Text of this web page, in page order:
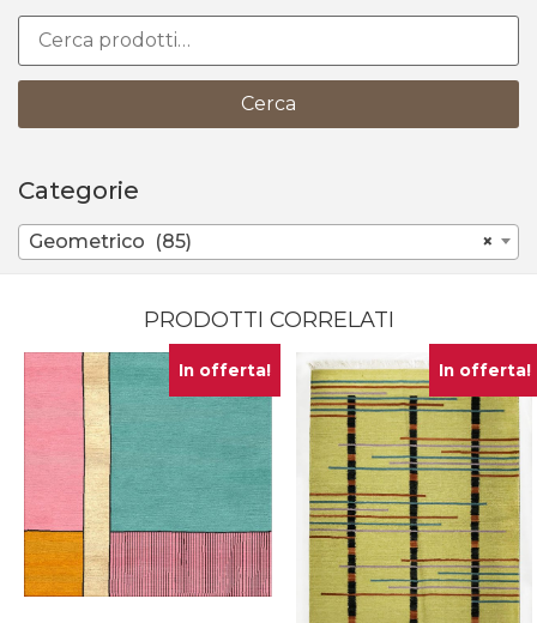
Cerca
Categorie
×
Geometrico (85)
PRODOTTI CORRELATI
In offerta! In offerta!